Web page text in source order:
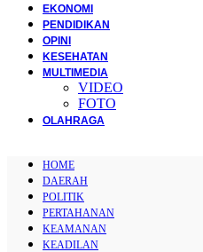
EKONOMI
PENDIDIKAN
OPINI
KESEHATAN
MULTIMEDIA
VIDEO
FOTO
OLAHRAGA
HOME
DAERAH
POLITIK
PERTAHANAN
KEAMANAN
KEADILAN